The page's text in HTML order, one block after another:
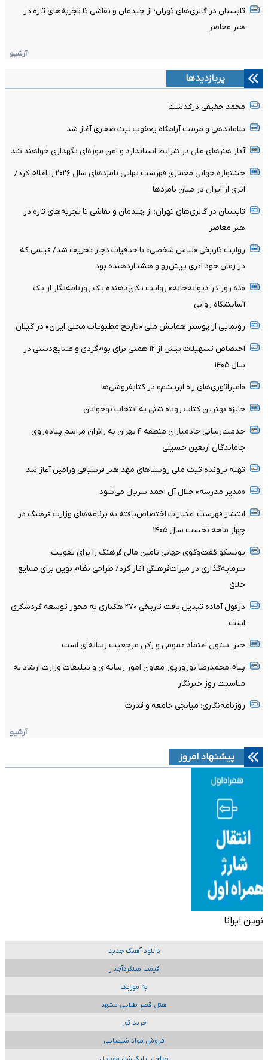
تابستان در گالری‌های تهران؛ از چیدمان و نقاشی تا تجربه‌های تازه در
هنر معاصر
آرشیو
پربازدیدها
محمد حقیقی درگذشت
ساماندهی و مرمت آرامگاه یعقوب لیث صفاری آغاز شد
آثار هنرهای ملی در شرایط استاندارد و امن موزه‌ای نگهداری خواهند شد
جشنواره جهانی معماری فهرست نهایی نامزدهای سال ۲۰۲۶ را اعلام کرد/
اثری از ایران در میان نامزدها
تابستان در گالری‌های تهران؛ از چیدمان و نقاشی تا تجربه‌های تازه در
هنر معاصر
روایت تاریخی «لباس شخصی» با حذفیات دچار تحریف شد/ فیلمی که
در زمان خود اثری پیش‌رو و هشداردهنده بود
«ده روز در دیوانه‌خانه» روایت تکان‌دهنده یک روزنامه‌نگار از یک
آسایشگاه روانی
رونمایی از پوستر همایش ملی «تاریخ مطبوعات محلی ایران» در گیلان
اختصاص تسهیلات بیش از ۱۲ همتی برای بوم‌گردی و صنایع‌دستی در
سال ۱۴۰۵
«امپراتوری‌های راه ابریشم» در کتابفروشی‌ها
جایزه بهترین کتاب روباه شنی به انتخاب نوجوانان
خدمت‌رسانی خادمیاران منطقه ۴ تهران به زائران مراسم پیاده‌روی
جاماندگان اربعین حسینی
تهیه پرونده ثبت ملی روستاهای مهد هنر فرشبافی ورامین آغاز شد
«مدیر مدرسه» جلال آل احمد سریال می‌شود
انتشار فهرست اعتبارات اختصاص‌یافته به برنامه‌های وزارت فرهنگ در
چهار ماهه نخست سال ۱۴۰۵
یونسکو گفت‌وگوی جهانی تامین مالی فرهنگ را برای تقویت
سرمایه‌گذاری در میراث‌فرهنگی آغاز کرد/ طراحی نظام نوین برای صنایع
خلاق
دزفول آماده تبدیل بافت تاریخی ۲۷۰ هکتاری به محور توسعه گردشگری
است
خبر، ستون اعتماد عمومی و رکن مرجعیت رسانه‌ای است
پیام محمدرضا نوروزپور معاون امور رسانه‌ای و تبلیغات وزارت ارشاد به
مناسبت روز خبرنگار
روزنامه‌نگاری؛ میانجی جامعه و قدرت
آرشیو
پیشنهاد امروز
نوین ایرانا
دانلود آهنگ جدید
قیمت میلگردآجدار
به موزیک
هتل قصر طلایی مشهد
خرید تور
فروش مواد شیمیایی